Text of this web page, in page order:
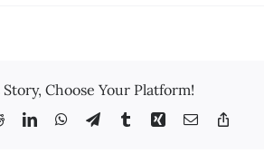
“indie”
Choose Your Platform!
RedditLinkedInWhatsApp
TelegramTumblrXing Email